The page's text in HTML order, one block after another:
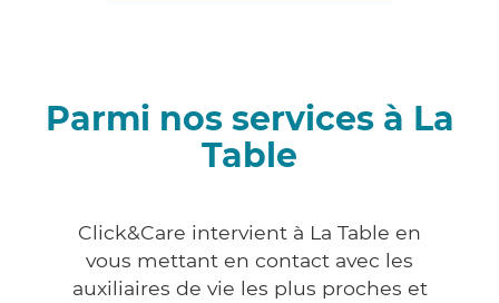
Parmi nos services à La
Table
Click&Care intervient à La Table en
vous mettant en contact avec les
auxiliaires de vie les plus proches et